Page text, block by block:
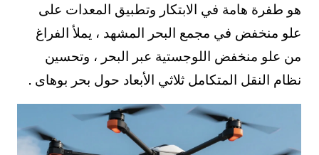
هو طفرة هامة في الابتكار وتطبيق المعدات على
علو منخفض في مجمع البحر المشهد ، يملأ الفراغ
من علو منخفض اللوجستية عبر البحر ، وتحسين
نظام النقل المتكامل ثلاثي الأبعاد حول بحر بوهاى .